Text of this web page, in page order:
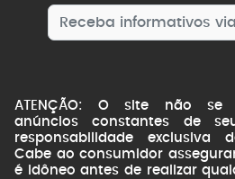
ATENÇÃO: O site não se
anúncios constantes de
responsabilidade exclusiva
Cabe ao consumidor
é idôneo antes de realizar